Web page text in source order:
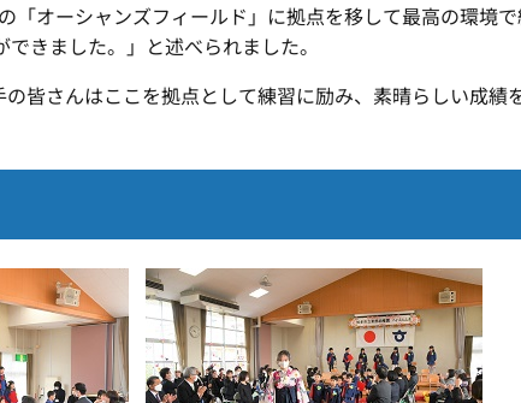
オーシャンズフィールド」に拠点を移して最高の環境で
きました。」と述べられました。
皆さんはここを拠点として練習に励み、素晴らしい成績